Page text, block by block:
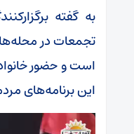
به گفته
تجمعات در
است و حضور
این برنامه‌های